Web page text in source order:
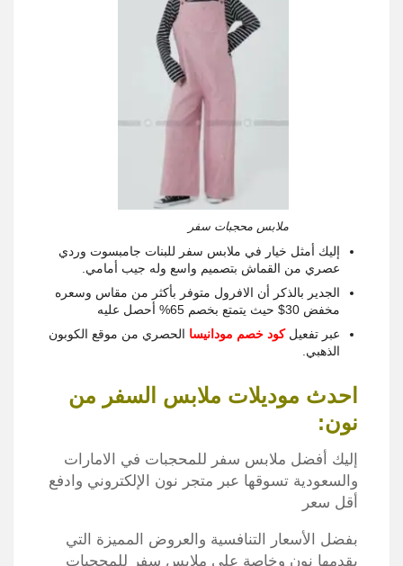
ملابس محجبات سفر
إليك أمثل خيار في ملابس سفر للبنات جامبسوت وردي
عصري من القماش بتصميم واسع وله جيب أمامي.
الجدير بالذكر أن الافرول متوفر بأكثر من مقاس وسعره
مخفض 30$ حيث يتمتع بخصم 65% أحصل عليه
عبر تفعيلكود خصم مودانيسا الحصري من موقع الكوبون
الذهبي.
احدث موديلات ملابس السفر من
نون:
إليك أفضل ملابس سفر للمحجبات في الامارات
والسعودية تسوقها عبر متجر نون الإلكتروني وادفع
أقل سعر
بفضل الأسعار التنافسية والعروض المميزة التي
يقدمها نون وخاصة علي ملابس سفر للمحجبات